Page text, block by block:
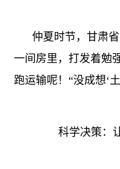
仲夏时节，甘肃省
一间房里，打发着勉
跑运输呢！“没成想‘
科学决策：